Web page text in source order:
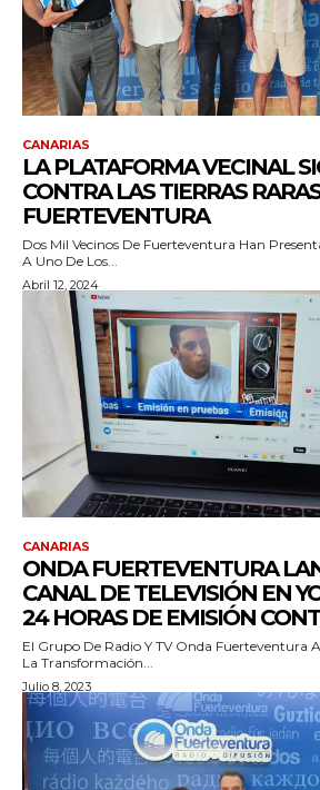
CANARIAS
LA PLATAFORMA VECINAL
CONTRA LAS TIERRAS
FUERTEVENTURA
Dos Mil Vecinos De Fuerteventura Han
A Uno De Los...
Abril 12, 2024
CANARIAS
ONDA FUERTEVENTURA
CANAL DE TELEVISIÓN EN
24 HORAS DE EMISIÓN
El Grupo De Radio Y TV Onda Fuerteventura
La Transformación...
Julio 8, 2023